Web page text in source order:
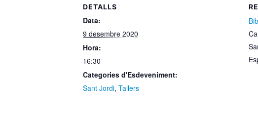
DETALLS
Data:
9 desembre 2020
Hora:
16:30
Categories d'Esdeveniment:
Sant Jordi, Tallers